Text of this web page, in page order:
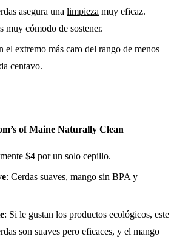
asegura una limpieza muy eficaz.
muy cómodo de sostener.
el extremo más caro del rango de menos
centavo.
of Maine Naturally Clean
$4 por un solo cepillo.
: Cerdas suaves, mango sin BPA y
: Si le gustan los productos ecológicos, este
son suaves pero eficaces, y el mango